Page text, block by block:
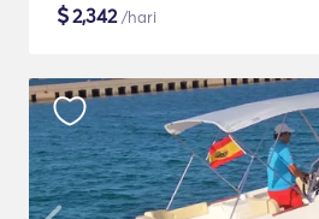
$2,342/hari